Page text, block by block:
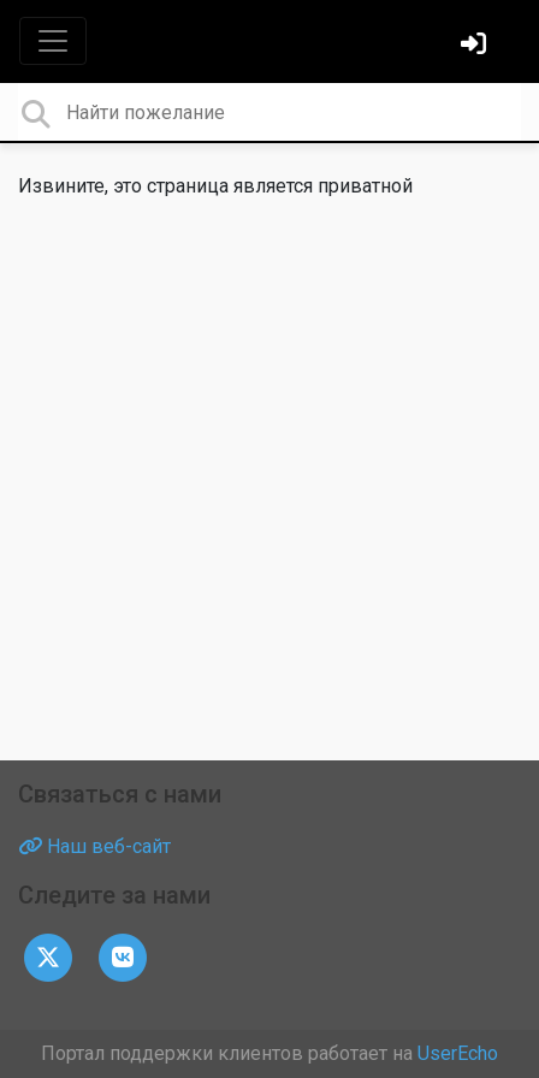
Извините, это страница является приватной
Связаться с нами
Наш веб-сайт
Следите за нами
Портал поддержки клиентов работает на UserEcho